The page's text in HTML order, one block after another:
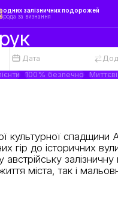
залізничних подорожей
за визнання
Дата
100% безпечно
спадщини
гір до історичних
міста, так і